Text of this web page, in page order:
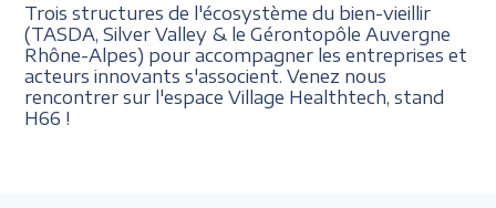
Trois structures de l'écosystème du bien-vieillir
(TASDA, Silver Valley & le Gérontopôle Auvergne
Rhône-Alpes) pour accompagner les entreprises et
acteurs innovants s'associent. Venez nous
rencontrer sur l'espace Village Healthtech, stand
H66 !